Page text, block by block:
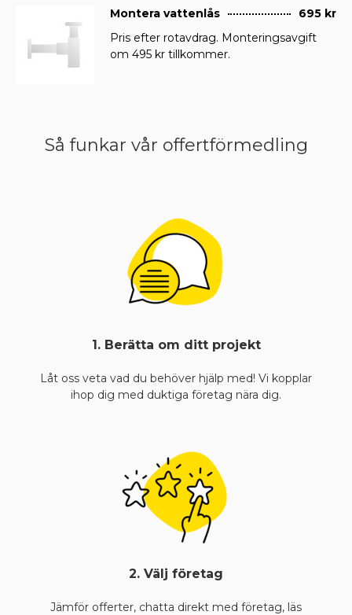
Montera vattenlås
695 kr
Pris efter rotavdrag. Monteringsavgift
om 495 kr tillkommer.
Så funkar vår offertförmedling
1. Berätta om ditt projekt
Låt oss veta vad du behöver hjälp med! Vi kopplar
ihop dig med duktiga företag nära dig.
2. Välj företag
Jämför offerter, chatta direkt med företag, läs